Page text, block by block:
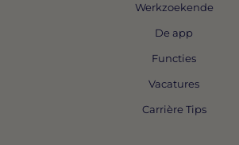
Werkzoekende
De app
Functies
Vacatures
Carrière Tips